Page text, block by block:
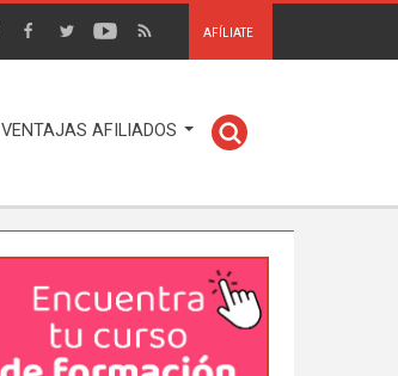
AFÍLIATE
VENTAJAS AFILIADOS